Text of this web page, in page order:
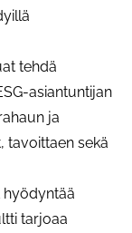
tehdä
asiantuntijan
ja
tavoittaen sekä
hyödyntää
tarjoaa